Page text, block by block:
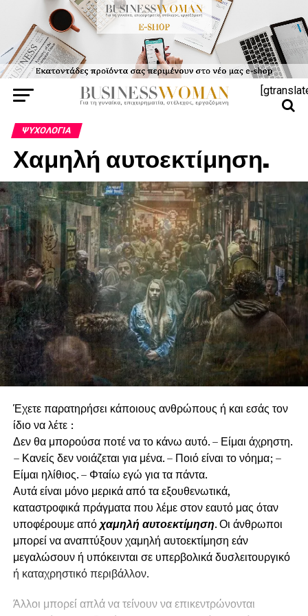
ΨΥΧΟΛΟΓΊΑ
Χαμηλή αυτοεκτίμηση.
Έχετε παρατηρήσει κάποιους ανθρώπους ή και εσάς τον
ίδιο να λέτε :
Δεν θα μπορούσα ποτέ να το κάνω αυτό. – Είμαι άχρηστη.
– Κανείς δεν νοιάζεται για μένα. – Ποιό είναι το νόημα; –
Είμαι ηλίθιος. – Φταίω εγώ για τα πάντα.
Αυτά είναι μόνο μερικά από τα εξουθενωτικά,
καταστροφικά πράγματα που λέμε στον εαυτό μας όταν
υποφέρουμε από χαμηλή αυτοεκτίμηση. Οι άνθρωποι
μπορεί να αναπτύξουν χαμηλή αυτοεκτίμηση εάν
μεγαλώσουν ή υπόκεινται σε υπερβολικά δυσλειτουργικό
ή καταχρηστικό περιβάλλον.
Άλλοι μπορεί απλά να τείνουν να επικεντρώνονται